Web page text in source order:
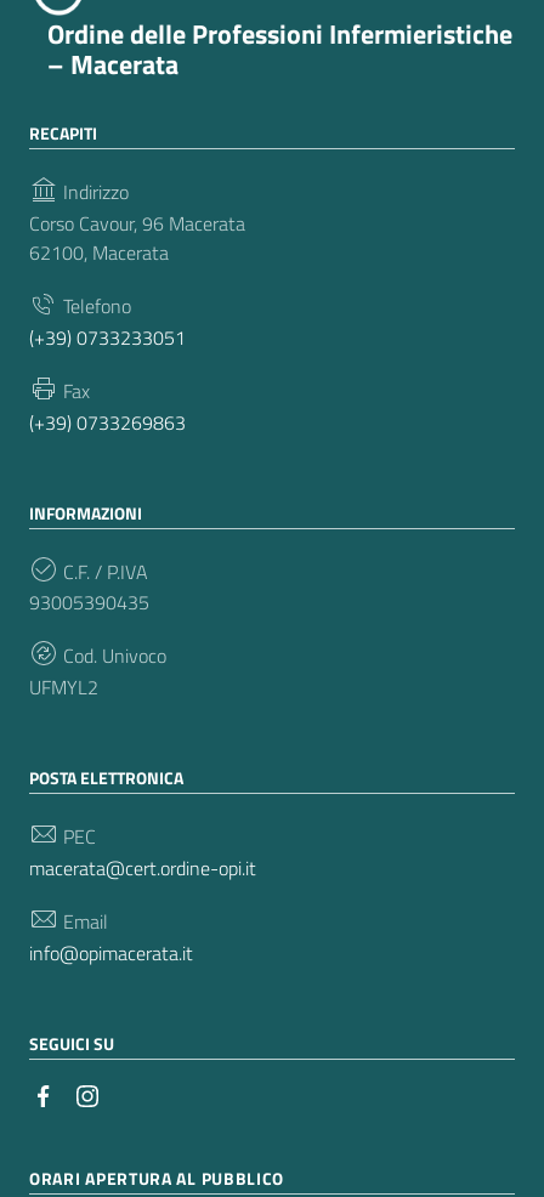
Ordine delle Professioni Infermieristiche
– Macerata
RECAPITI
Indirizzo
Corso Cavour, 96 Macerata
62100, Macerata
Telefono
(+39) 0733233051
Fax
(+39) 0733269863
INFORMAZIONI
C.F. / P.IVA
93005390435
Cod. Univoco
UFMYL2
POSTA ELETTRONICA
PEC
macerata@cert.ordine-opi.it
Email
info@opimacerata.it
SEGUICI SU
ORARI APERTURA AL PUBBLICO